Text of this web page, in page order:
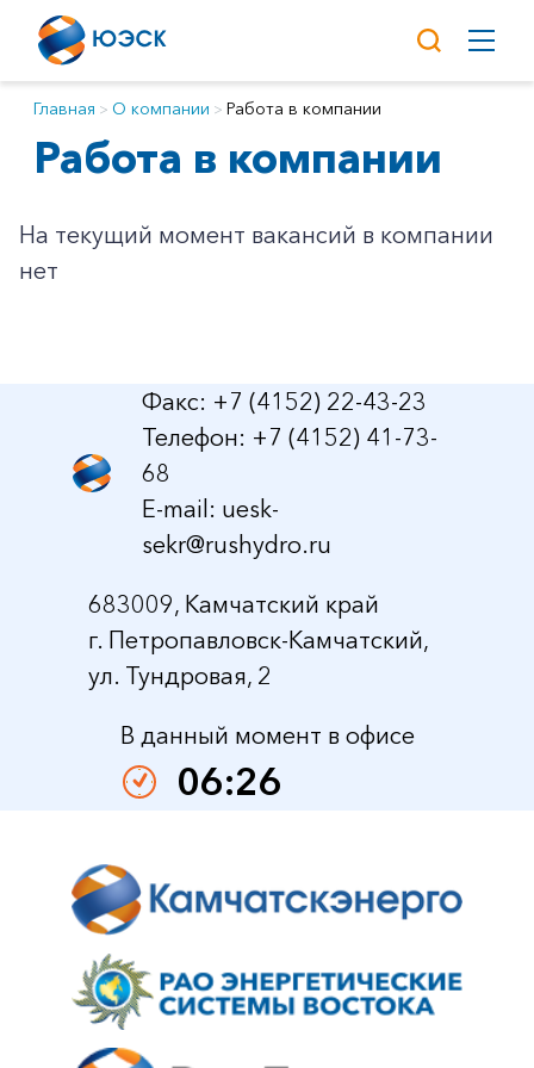
Главная О компании Работа в компании
Работа в компании
На текущий момент вакансий в компании
нет
Факс: +7 (4152) 22-43-23
Телефон: +7 (4152) 41-73-
68
E-mail: uesk-
sekr@rushydro.ru
683009, Камчатский край
г. Петропавловск-Камчатский,
ул. Тундровая, 2
В данный момент в офисе
06:26